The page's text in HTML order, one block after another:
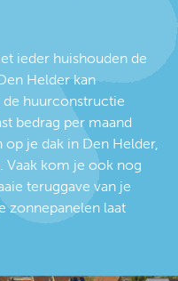
ieder huishouden de
Helder kan
huurconstructie
bedrag per maand
je dak in Den Helder,
Vaak kom je ook nog
teruggave van je
zonnepanelen laat